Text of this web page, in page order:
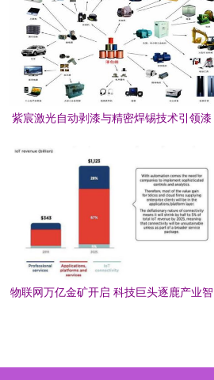
紫宸激光自动剥漆与精密焊锡技术引领漆
物联网万亿金矿开启 科技巨头逐鹿产业智